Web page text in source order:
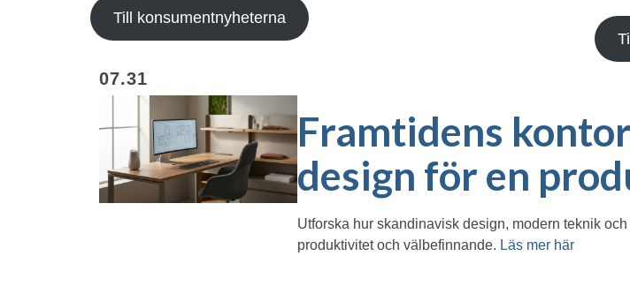
Till konsumentnyheterna
07.31
Framtidens
design för en
Utforska hur skandinavisk design, modern teknik
produktivitet och välbefinnande. Läs mer här